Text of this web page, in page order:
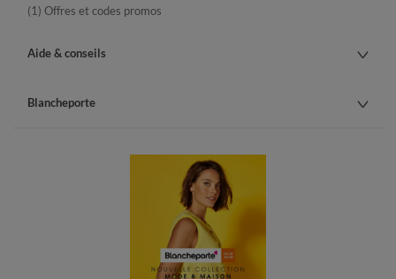
(1) Offres et codes promos
Aide & conseils
Blancheporte